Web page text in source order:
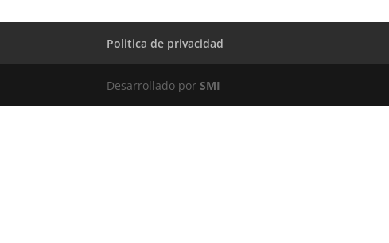
Politica de privacidad
Desarrollado porSMI